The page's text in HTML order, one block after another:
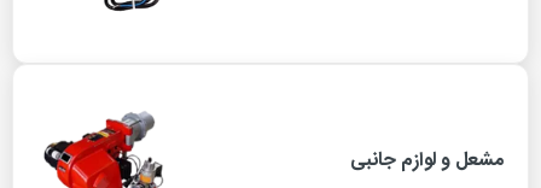
مشعل و لوازم جانبی